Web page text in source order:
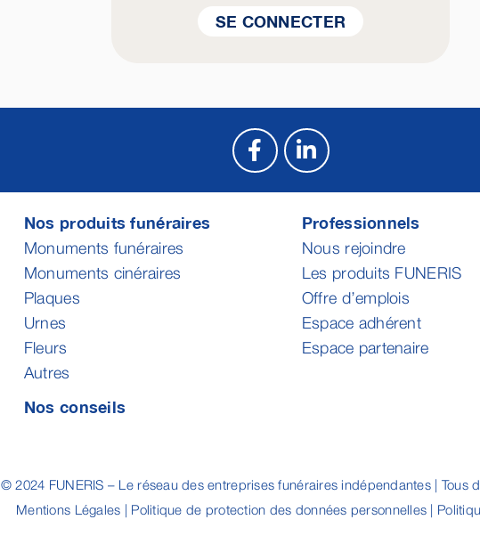
SE CONNECTER
Nos produits funéraires
Monuments funéraires
Monuments cinéraires
Plaques
Urnes
Fleurs
Autres
Nos conseils
Professionnels
Nous rejoindre
Les produits FUNERIS
Offre d’emplois
Espace adhérent
Espace partenaire
© 2024 FUNERIS – Le réseau des entreprises funéraires indépendantes | Tous
Mentions Légales | Politique de protection des données personnelles |